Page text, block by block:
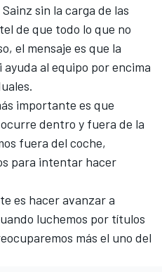
sin la carga de las
de que todo lo que no
el mensaje es que la
al equipo por encima
importante es que
dentro y fuera de la
fuera del coche,
para intentar hacer
es hacer avanzar a
luchemos por títulos
más el uno del